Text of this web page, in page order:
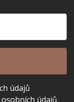
údajů
údajů.